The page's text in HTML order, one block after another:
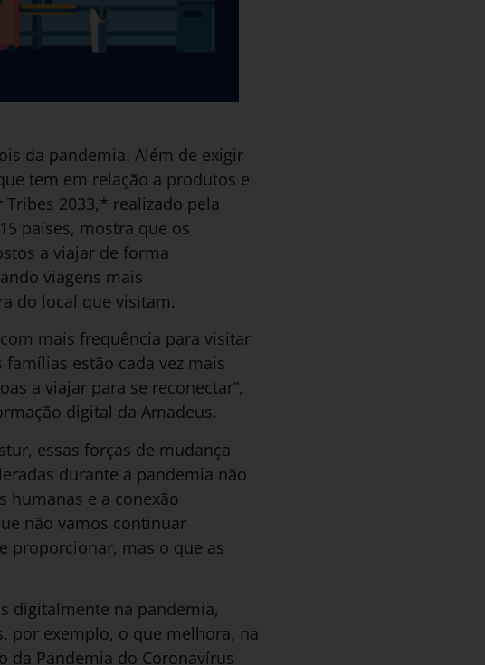
da pandemia. Além de exigir
tem em relação a produtos e
2033,* realizado pela
países, mostra que os
a viajar de forma
viagens mais
do local que visitam.
mais frequência para visitar
estão cada vez mais
a viajar para se reconectar”,
digital da Amadeus.
essas forças de mudança
durante a pandemia não
humanas e a conexão
não vamos continuar
proporcionar, mas o que as
digitalmente na pandemia,
por exemplo, o que melhora, na
da Pandemia do Coronavírus